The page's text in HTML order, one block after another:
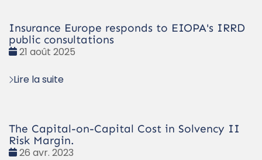
Insurance Europe responds to EIOPA's IRRD
public consultations
Date
21 août 2025
Lire la suite
The Capital-on-Capital Cost in Solvency II
Risk Margin.
Date
26 avr. 2023